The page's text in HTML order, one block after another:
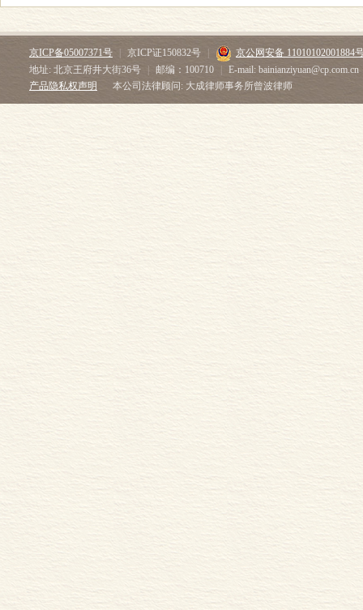
京ICP备05007371号 京ICP证150832号
京公网安备 11010102001884
地址: 北京王府井大街36号
邮编：100710
E-mail: bainianziyuan@cp.com.cn
产品隐私权声明
本公司法律顾问: 大成律师事务所曾波律师